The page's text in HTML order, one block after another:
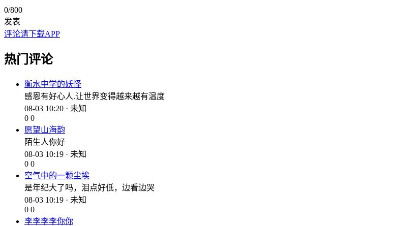
0/800
发表
评论请下载APP
热门评论
衡水中学的妖怪
感恩有好心人.让世界变得越来越有温度
08-03 10:20 · 未知
0 0
愿望山海韵
陌生人你好
08-03 10:19 · 未知
0 0
空气中的一颗尘埃
是年纪大了吗，泪点好低，边看边哭
08-03 10:19 · 未知
0 0
李李李李你你